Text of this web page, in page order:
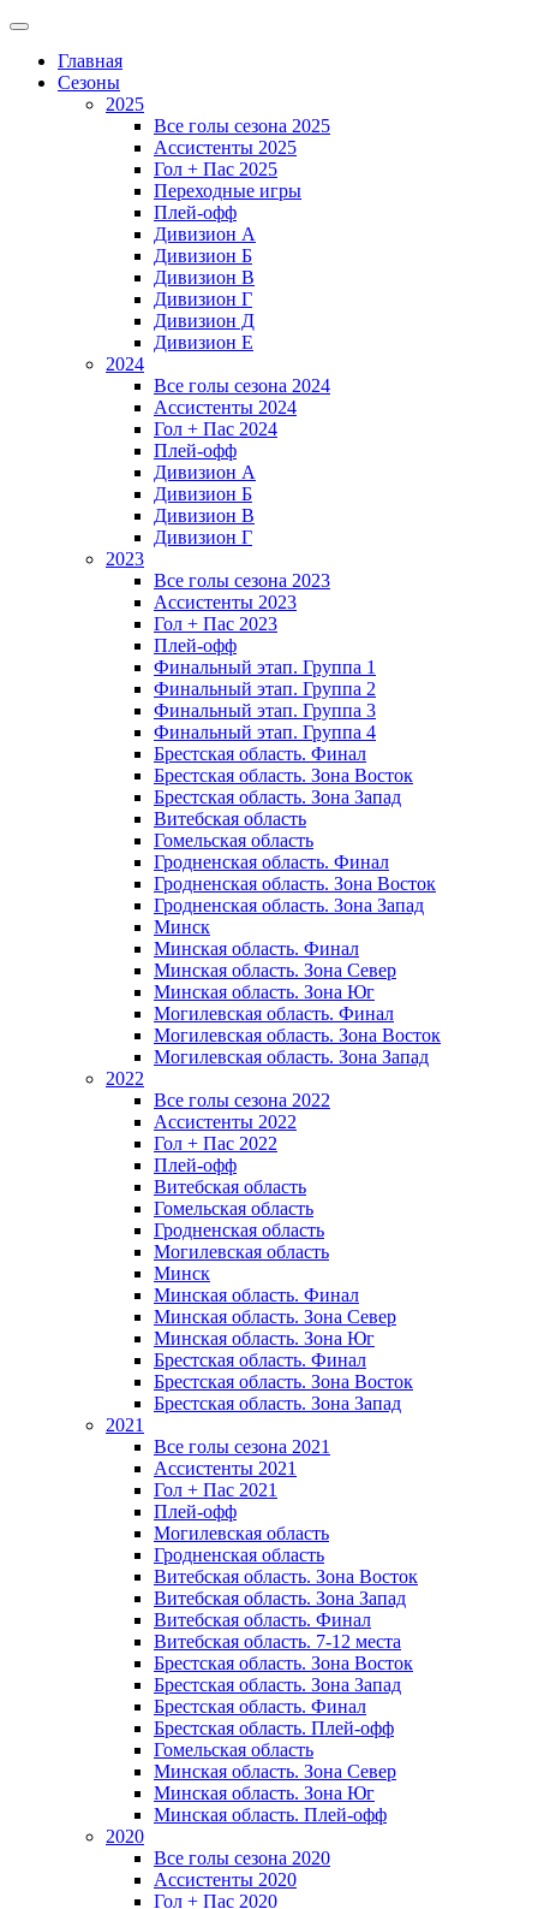
Главная
Сезоны
2025
Все голы сезона 2025
Ассистенты 2025
Гол + Пас 2025
Переходные игры
Плей-офф
Дивизион A
Дивизион Б
Дивизион В
Дивизион Г
Дивизион Д
Дивизион Е
2024
Все голы сезона 2024
Ассистенты 2024
Гол + Пас 2024
Плей-офф
Дивизион A
Дивизион Б
Дивизион В
Дивизион Г
2023
Все голы сезона 2023
Ассистенты 2023
Гол + Пас 2023
Плей-офф
Финальный этап. Группа 1
Финальный этап. Группа 2
Финальный этап. Группа 3
Финальный этап. Группа 4
Брестская область. Финал
Брестская область. Зона Восток
Брестская область. Зона Запад
Витебская область
Гомельская область
Гродненская область. Финал
Гродненская область. Зона Восток
Гродненская область. Зона Запад
Минск
Минская область. Финал
Минская область. Зона Север
Минская область. Зона Юг
Могилевская область. Финал
Могилевская область. Зона Восток
Могилевская область. Зона Запад
2022
Все голы сезона 2022
Ассистенты 2022
Гол + Пас 2022
Плей-офф
Витебская область
Гомельская область
Гродненская область
Могилевская область
Минск
Mинская область. Финал
Минская область. Зона Север
Минская область. Зона Юг
Брестская область. Финал
Брестская область. Зона Восток
Брестская область. Зона Запад
2021
Все голы сезона 2021
Ассистенты 2021
Гол + Пас 2021
Плей-офф
Могилевская область
Гродненская область
Витебская область. Зона Восток
Витебская область. Зона Запад
Витебская область. Финал
Витебская область. 7-12 места
Брестская область. Зона Восток
Брестская область. Зона Запад
Брестская область. Финал
Брестская область. Плей-офф
Гомельская область
Минская область. Зона Север
Минская область. Зона Юг
Минская область. Плей-офф
2020
Все голы сезона 2020
Ассистенты 2020
Гол + Пас 2020